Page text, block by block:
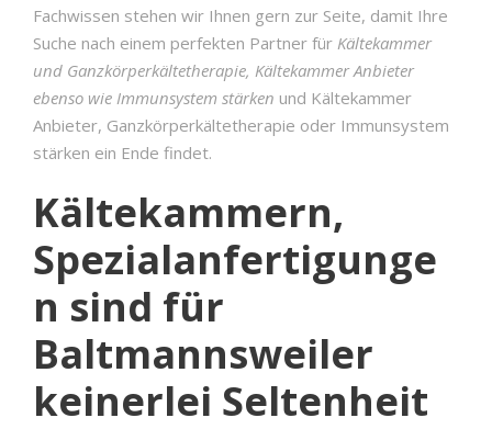
Fachwissen stehen wir Ihnen gern zur Seite, damit Ihre
Suche nach einem perfekten Partner für Kältekammer
und Ganzkörperkältetherapie, Kältekammer Anbieter
ebenso wie Immunsystem stärken und Kältekammer
Anbieter, Ganzkörperkältetherapie oder Immunsystem
stärken ein Ende findet.
Kältekammern,
Spezialanfertigunge
n sind für
Baltmannsweiler
keinerlei Seltenheit